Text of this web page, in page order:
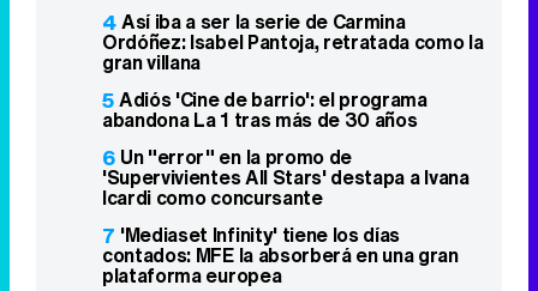
4Así iba a ser la serie de Carmina
Ordóñez: Isabel Pantoja, retratada como la
gran villana
5Adiós 'Cine de barrio': el programa
abandona La 1 tras más de 30 años
6 Un "error" en la promo de
'Supervivientes All Stars' destapa a Ivana
Icardi como concursante
7 'Mediaset Infinity' tiene los días
contados: MFE la absorberá en una gran
plataforma europea